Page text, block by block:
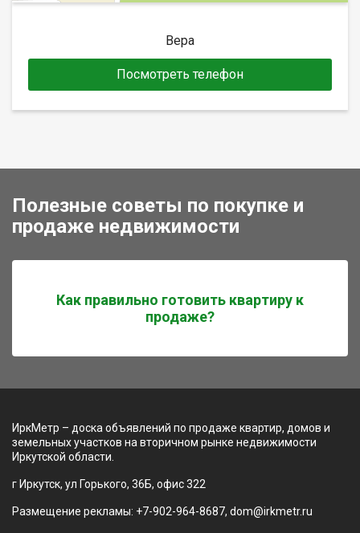
Вера
Посмотреть телефон
Полезные советы по покупке и
продаже недвижимости
Как правильно готовить квартиру к
продаже?
ИркМетр – доска объявлений по продаже квартир, домов и
земельных участков на вторичном рынке недвижимости
Иркутской области.
г Иркутск, ул Горького, 36Б, офис 322
Размещение рекламы: +7-902-964-8687, dom@irkmetr.ru